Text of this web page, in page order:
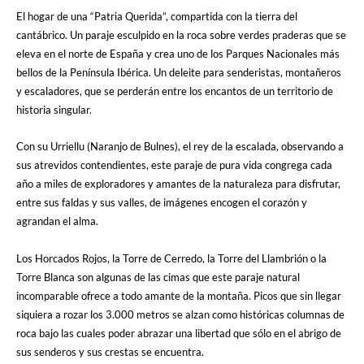
El hogar de una “Patria Querida”, compartida con la tierra del
cantábrico. Un paraje esculpido en la roca sobre verdes praderas que se
eleva en el norte de España y crea uno de los Parques Nacionales más
bellos de la Península Ibérica. Un deleite para senderistas, montañeros
y escaladores, que se perderán entre los encantos de un territorio de
historia singular.
Con su Urriellu (Naranjo de Bulnes), el rey de la escalada, observando a
sus atrevidos contendientes, este paraje de pura vida congrega cada
año a miles de exploradores y amantes de la naturaleza para disfrutar,
entre sus faldas y sus valles, de imágenes encogen el corazón y
agrandan el alma.
Los Horcados Rojos, la Torre de Cerredo, la Torre del Llambrión o la
Torre Blanca son algunas de las cimas que este paraje natural
incomparable ofrece a todo amante de la montaña. Picos que sin llegar
siquiera a rozar los 3.000 metros se alzan como históricas columnas de
roca bajo las cuales poder abrazar una libertad que sólo en el abrigo de
sus senderos y sus crestas se encuentra.